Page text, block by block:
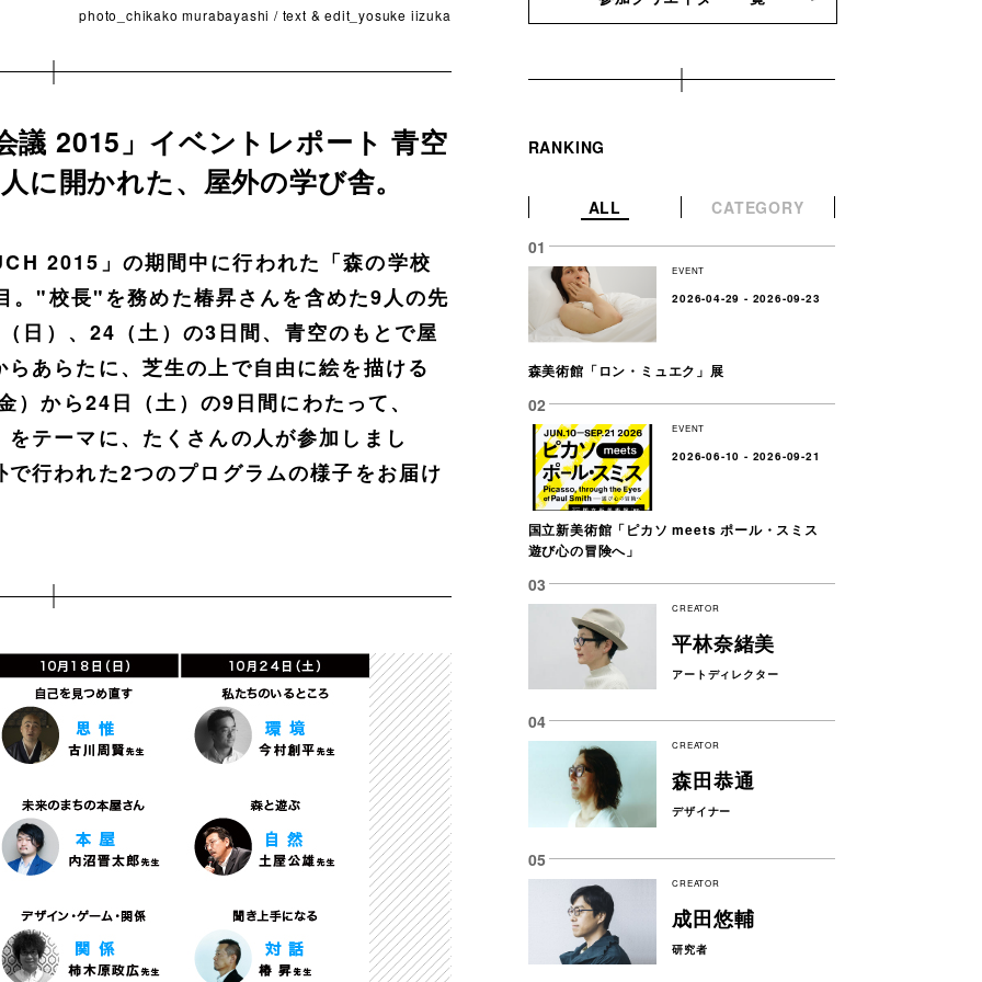
photo_chikako murabayashi / text & edit_yosuke iizuka
議 2015」イベントレポート 青空
に開かれた、屋外の学び舎。
2015」の期間中に行われた「森の学校
。"校長"を務めた椿昇さんを含めた9人の先
日）、24（土）の3日間、青空のもとで屋
あらたに、芝生の上で自由に絵を描ける
から24日（土）の9日間にわたって、
テーマに、たくさんの人が参加しまし
行われた2つのプログラムの様子をお届け
RANKING
ALL CATEGORY
EVENT
2026-04-29 - 2026-09-23
森美術館「ロン・ミュエク」展
EVENT
2026-06-10 - 2026-09-21
国立新美術館「ピカソ meets ポール・スミス
遊び心の冒険へ」
CREATOR
平林奈緒美
アートディレクター
CREATOR
森田恭通
デザイナー
CREATOR
成田悠輔
研究者